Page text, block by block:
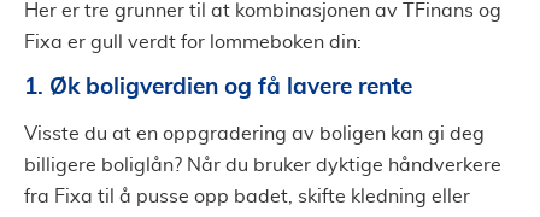
Her er tre grunner til at kombinasjonen av TFinans og
Fixa er gull verdt for lommeboken din:
1. Øk boligverdien og få lavere rente
Visste du at en oppgradering av boligen kan gi deg
billigere boliglån? Når du bruker dyktige håndverkere
fra Fixa til å pusse opp badet, skifte kledning eller